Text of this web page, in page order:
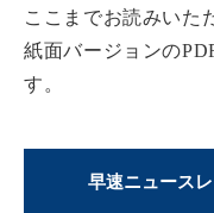
ここまでお読みいた
紙面バージョンの
す。
早速ニュース